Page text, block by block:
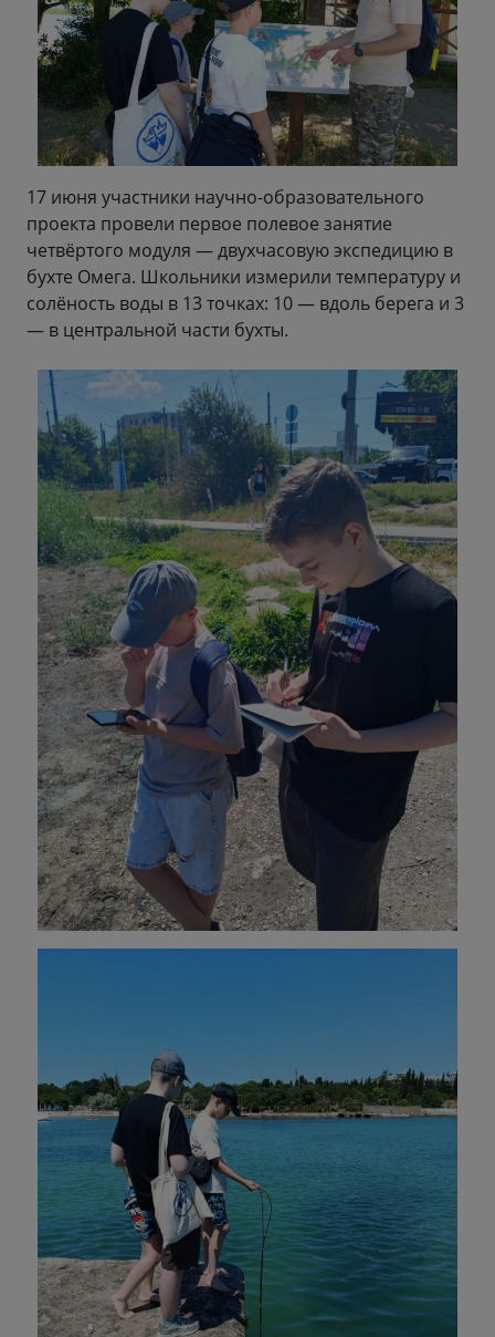
17 июня участники научно-образовательного
проекта провели первое полевое занятие
четвёртого модуля — двухчасовую экспедицию в
бухте Омега. Школьники измерили температуру и
солёность воды в 13 точках: 10 — вдоль берега и 3
— в центральной части бухты.